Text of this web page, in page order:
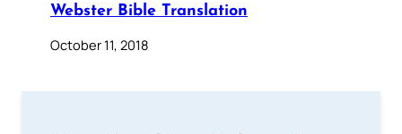
Webster Bible Translation
October 11, 2018